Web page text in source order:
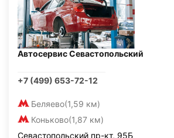
Автосервис Севастопольский
+7 (499) 653-72-12
Беляево(1,59 км)
Коньково(1,87 км)
Севастопольский пр-кт, 95Б